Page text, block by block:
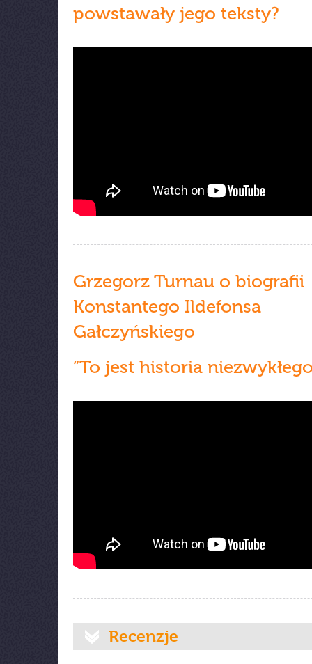
powstawały jego teksty?
Grzegorz Turnau o biografii
Konstantego Ildefonsa
Gałczyńskiego
”To jest historia
Recenzje